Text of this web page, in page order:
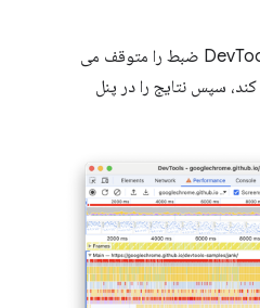
کلیک کنید. DevTools ضبط را متوقف می
سپس نتایج را در پنل